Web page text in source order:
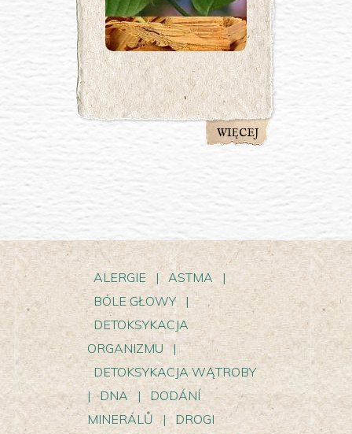
WIĘCEJ
ALERGIE | ASTMA
|
BÓLE GŁOWY
|
DETOKSYKACJA
ORGANIZMU
|
DETOKSYKACJA WĄTROBY
|
DNA |
DODÁNÍ
MINERÁLŮ
|
DROGI